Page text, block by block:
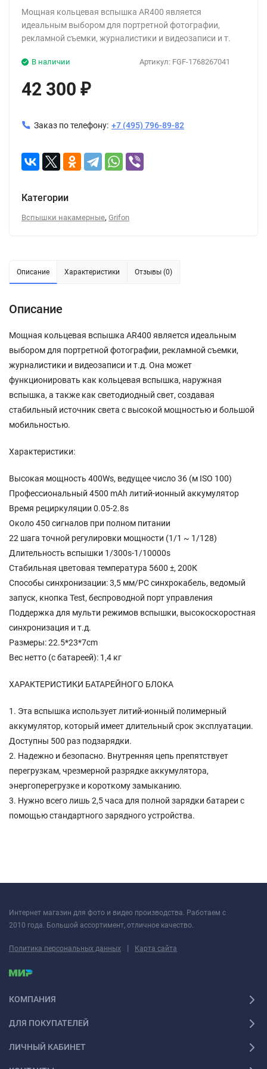
Мощная кольцевая вспышка AR400 является
идеальным выбором для портретной фотографии,
рекламной съемки, журналистики и видеозаписи и т.
Артикул: FGF-1768267041
В наличии
42 300 ₽
Заказ по телефону: +7 (495) 796-89-82
Категории
Вспышки накамерные, Grifon
Описание Характеристики Отзывы (0)
Описание
Мощная кольцевая вспышка AR400 является идеальным
выбором для портретной фотографии, рекламной съемки,
журналистики и видеозаписи и т.д. Она может
функционировать как кольцевая вспышка, наружная
вспышка, а также как светодиодный свет, создавая
стабильный источник света с высокой мощностью и большой
мобильностью.
Характеристики:
Высокая мощность 400Ws, ведущее число 36 (м ISO 100)
Профессиональный 4500 mAh литий-ионный аккумулятор
Время рециркуляции 0.05-2.8s
Около 450 сигналов при полном питании
22 шага точной регулировки мощности (1/1 ~ 1/128)
Длительность вспышки 1/300s-1/10000s
Стабильная цветовая температура 5600 ±, 200К
Способы синхронизации: 3,5 мм/PC синхрокабель, ведомый
запуск, кнопка Test, беспроводной порт управления
Поддержка для мульти режимов вспышки, высокоскоростная
синхронизация и т.д.
Размеры: 22.5*23*7cm
Вес нетто (с батареей): 1,4 кг
ХАРАКТЕРИСТИКИ БАТАРЕЙНОГО БЛОКА
1. Эта вспышка использует литий-ионный полимерный
аккумулятор, который имеет длительный срок эксплуатации.
Доступны 500 раз подзарядки.
2. Надежно и безопасно. Внутренняя цепь препятствует
перегрузкам, чрезмерной разрядке аккумулятора,
энергоперегрузке и короткому замыканию.
3. Нужно всего лишь 2,5 часа для полной зарядки батареи с
помощью стандартного зарядного устройства.
Интернет магазин для фото и видео производства. Работаем с
2010 года. Большой ассортимент, отличное качество.
Политика персональных данных | Карта сайта
КОМПАНИЯ
ДЛЯ ПОКУПАТЕЛЕЙ
ЛИЧНЫЙ КАБИНЕТ